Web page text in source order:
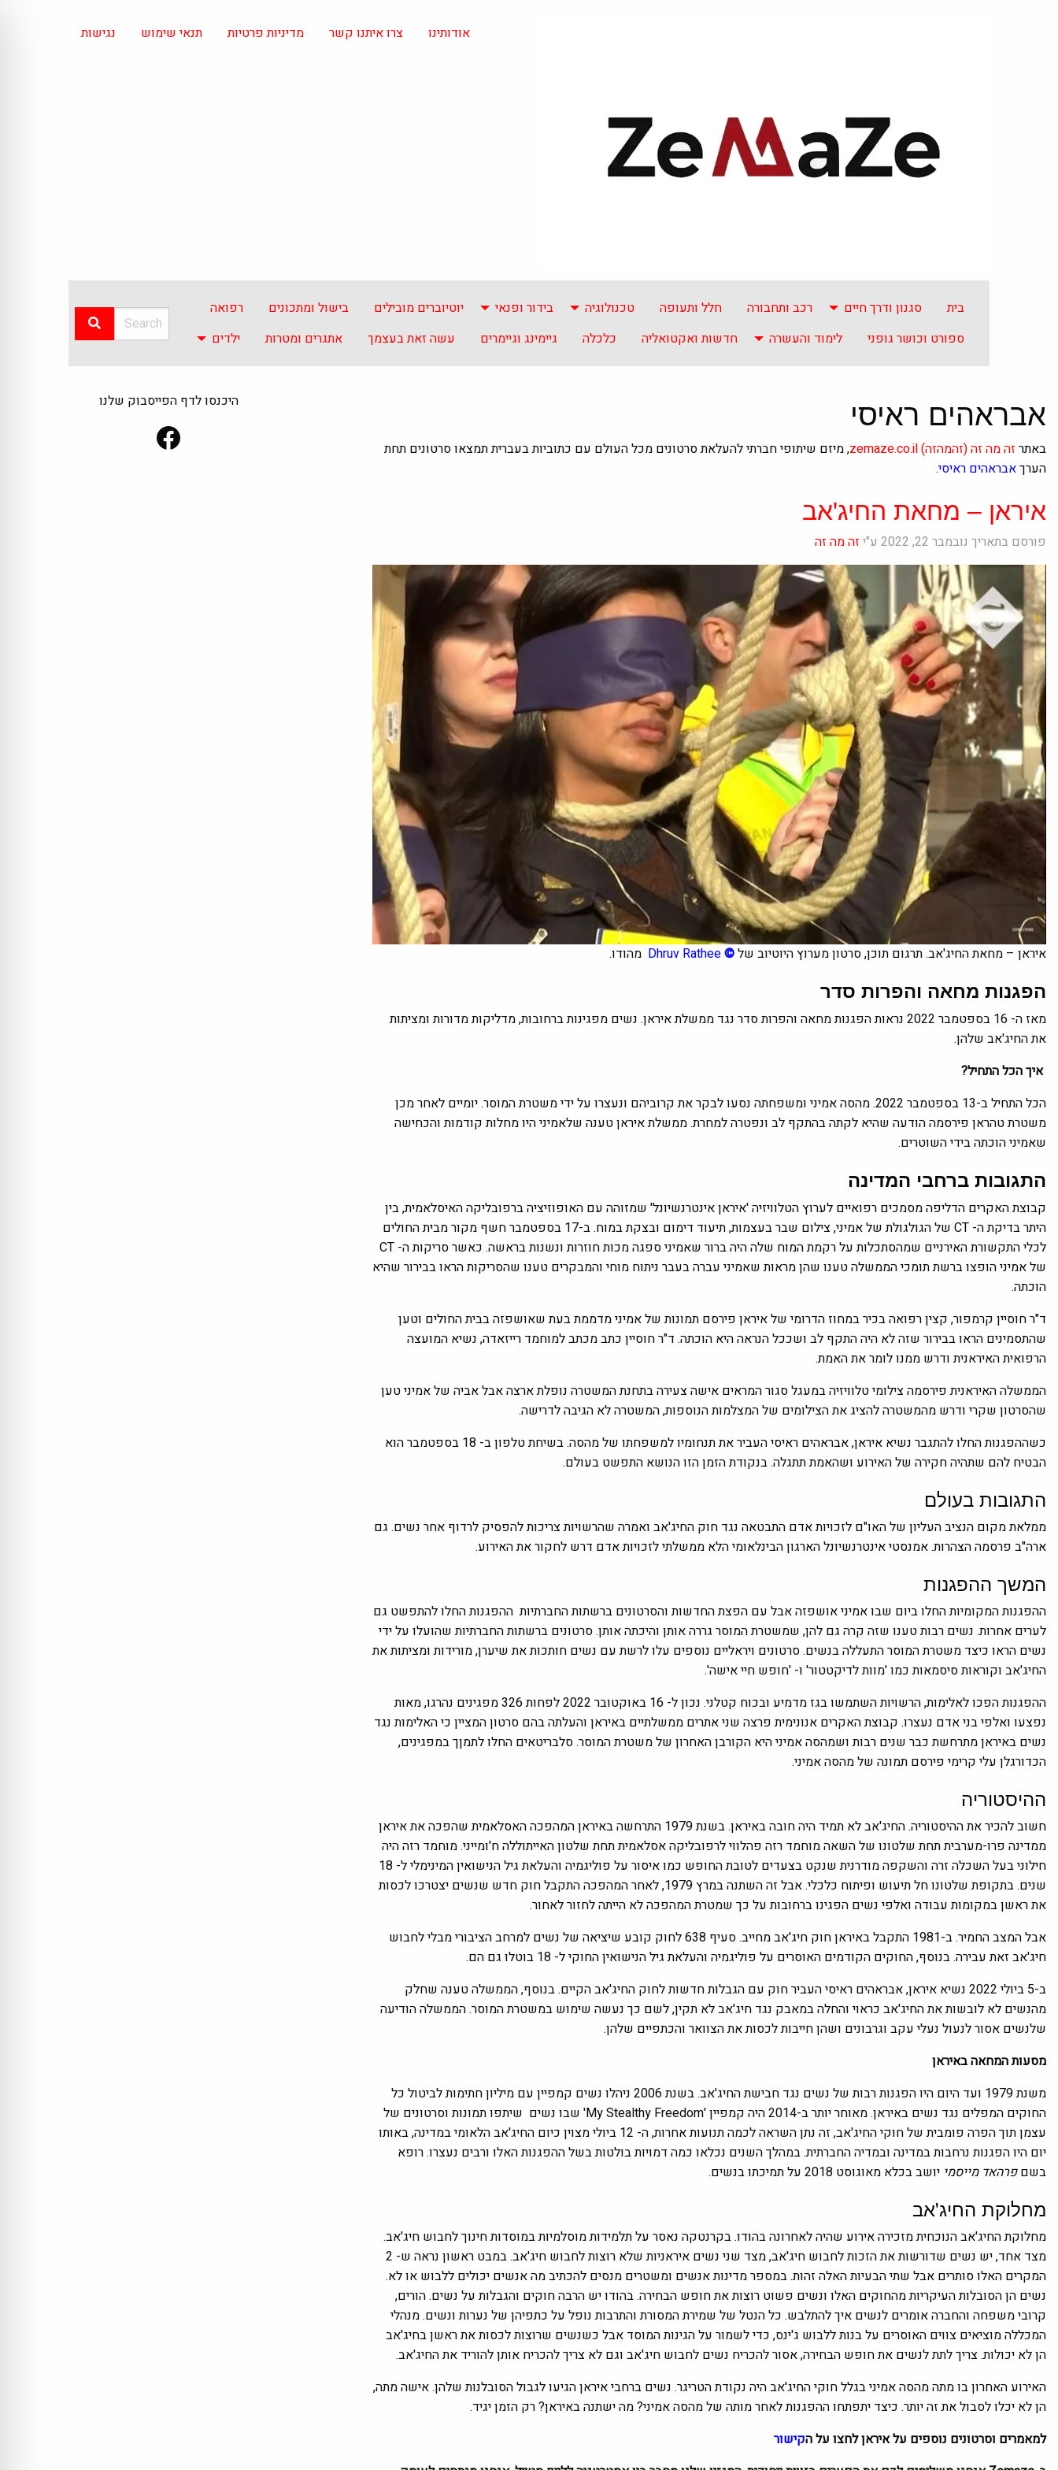
אודותינו צרו איתנו קשר מדיניות פרטיות תנאי שימוש נגישות
בית סגנון ודרך חיים רכב ותחבורה חלל ותעופה טכנולוגיה בידור ופנאי יוטיוברים מובילים בישול ומתכונים
רפואה
ספורט וכושר גופני
לימוד והעשרה חדשות ואקטואליה כלכלה גיימינג וגיימרים עשה זאת בעצמך אתגרים ומטרות ילדים
אבראהים ראיסי
באתר זה מה זה(זהמהזה)zemaze.co.il, מיזם שיתופי חברתי להעלאת סרטונים מכל העולם עם כתוביות בעברית תמצאו סרטונים תחת
הערךאבראהים ראיסי.
איראן – מחאת החיג'אב
פורסם בתאריך נובמבר 22, 2022 ע"י זה מה זה
איראן – מחאת החיג'אב. תרגום תוכן, סרטון מערוץ היוטיוב של©
Dhruv Rathee מהודו.
הפגנות מחאה והפרות סדר
מאז ה- 16 בספטמבר 2022 נראות הפגנות מחאה והפרות סדר נגד ממשלת איראן. נשים מפגינות ברחובות, מדליקות מדורות ומציתות
את החיג'אב שלהן.
איך הכל התחיל?
הכל התחיל ב-13 בספטמבר 2022. מהסה אמיני ומשפחתה נסעו לבקר את קרוביהם ונעצרו על ידי משטרת המוסר. יומיים לאחר מכן
משטרת טהראן פירסמה הודעה שהיא לקתה בהתקף לב ונפטרה למחרת. ממשלת איראן טענה שלאמיני היו מחלות קודמות והכחישה
שאמיני הוכתה בידי השוטרים.
התגובות ברחבי המדינה
קבוצת האקרים הדליפה מסמכים רפואיים לערוץ הטלוויזיה 'איראן אינטרנשיונל' שמזוהה עם האופוזיציה ברפובליקה האיסלאמית, בין
היתר בדיקת ה- CT של הגולגולת של אמיני, צילום שבר בעצמות, תיעוד דימום ובצקת במוח. ב-17 בספטמבר חשף מקור מבית החולים
לכלי התקשורת האירניים שמהסתכלות על רקמת המוח שלה היה ברור שאמיני ספגה מכות חוזרות ונשנות בראשה. כאשר סריקות ה- CT
של אמיני הופצו ברשת תומכי הממשלה טענו שהן מראות שאמיני עברה בעבר ניתוח מוחי והמבקרים טענו שהסריקות הראו בבירור שהיא
הוכתה.
ד"ר חוסיין קרמפור, קצין רפואה בכיר במחוז הדרומי של איראן פירסם תמונות של אמיני מדממת בעת שאושפזה בבית החולים וטען
שהתסמינים הראו בבירור שזה לא היה התקף לב ושככל הנראה היא הוכתה. ד"ר חוסיין כתב מכתב למוחמד רייזאדה, נשיא המועצה
הרפואית האיראנית ודרש ממנו לומר את האמת.
הממשלה האיראנית פירסמה צילומי טלוויזיה במעגל סגור המראים אישה צעירה בתחנת המשטרה נופלת ארצה אבל אביה של אמיני טען
שהסרטון שקרי ודרש מהמשטרה להציג את הצילומים של המצלמות הנוספות, המשטרה לא הגיבה לדרישה.
כשההפגנות החלו להתגבר נשיא איראן, אבראהים ראיסי העביר את תנחומיו למשפחתו של מהסה. בשיחת טלפון ב- 18 בספטמבר הוא
הבטיח להם שתהיה חקירה של האירוע ושהאמת תתגלה. בנקודת הזמן הזו הנושא התפשט בעולם.
התגובות בעולם
ממלאת מקום הנציב העליון של האו"ם לזכויות אדם התבטאה נגד חוק החיג'אב ואמרה שהרשויות צריכות להפסיק לרדוף אחר נשים. גם
ארה"ב פרסמה הצהרות. אמנסטי אינטרנשיונל הארגון הבינלאומי הלא ממשלתי לזכויות אדם דרש לחקור את האירוע.
המשך ההפגנות
ההפגנות המקומיות החלו ביום שבו אמיני אושפזה אבל עם הפצת החדשות והסרטונים ברשתות החברתיות ההפגנות החלו להתפשט גם
לערים אחרות. נשים רבות טענו שזה קרה גם להן, שמשטרת המוסר גררה אותן והיכתה אותן. סרטונים ברשתות החברתיות שהועלו על ידי
נשים הראו כיצד משטרת המוסר התעללה בנשים. סרטונים ויראליים נוספים עלו לרשת עם נשים חותכות את שיערן, מורידות ומציתות את
החיג'אב וקוראות סיסמאות כמו 'מוות לדיקטטור' ו- 'חופש חיי אישה'.
ההפגנות הפכו לאלימות, הרשויות השתמשו בגז מדמיע ובכוח קטלני. נכון ל- 16 באוקטובר 2022 לפחות 326 מפגינים נהרגו, מאות
נפצעו ואלפי בני אדם נעצרו. קבוצת האקרים אנונימית פרצה שני אתרים ממשלתיים באיראן והעלתה בהם סרטון המציין כי האלימות נגד
נשים באיראן מתרחשת כבר שנים רבות ושמהסה אמיני היא הקורבן האחרון של משטרת המוסר. סלבריטאים החלו לתמןך במפגינים,
הכדורגלן עלי קרימי פירסם תמונה של מהסה אמיני.
ההיסטוריה
חשוב להכיר את ההיסטוריה. החיג'אב לא תמיד היה חובה באיראן. בשנת 1979 התרחשה באיראן המהפכה האסלאמית שהפכה את איראן
ממדינה פרו-מערבית תחת שלטונו של השאה מוחמד רזה פהלווי לרפובליקה אסלאמית תחת שלטון האייתוללה ח'ומייני. מוחמד רזה היה
חילוני בעל השכלה זרה והשקפה מודרנית שנקט בצעדים לטובת החופש כמו איסור על פוליגמיה והעלאת גיל הנישואין המינימלי ל- 18
שנים. בתקופת שלטונו חל תיעוש ופיתוח כלכלי. אבל זה השתנה במרץ 1979, לאחר המהפכה התקבל חוק חדש שנשים יצטרכו לכסות
את ראשן במקומות עבודה ואלפי נשים הפגינו ברחובות על כך שמטרת המהפכה לא הייתה לחזור לאחור.
אבל המצב החמיר. ב-1981 התקבל באיראן חוק חיג'אב מחייב. סעיף 638 לחוק קובע שיציאה של נשים למרחב הציבורי מבלי לחבוש
חיג'אב זאת עבירה. בנוסף, החוקים הקודמים האוסרים על פוליגמיה והעלאת גיל הנישואין החוקי ל- 18 בוטלו גם הם.
ב-5 ביולי 2022 נשיא איראן, אבראהים ראיסי העביר חוק עם הגבלות חדשות לחוק החיג'אב הקיים. בנוסף, הממשלה טענה שחלק
מהנשים לא לובשות את החיג'אב כראוי והחלה במאבק נגד חיג'אב לא תקין, לשם כך נעשה שימוש במשטרת המוסר. הממשלה הודיעה
שלנשים אסור לנעול נעלי עקב וגרבונים ושהן חייבות לכסות את הצוואר והכתפיים שלהן.
מסעות המחאה באיראן
משנת 1979 ועד היום היו הפגנות רבות של נשים נגד חבישת החיג'אב. בשנת 2006 ניהלו נשים קמפיין עם מיליון חתימות לביטול כל
החוקים המפלים נגד נשים באיראן. מאוחר יותר ב-2014 היה קמפיין 'My Stealthy Freedom' שבו נשים שיתפו תמונות וסרטונים של
עצמן תוך הפרה פומבית של חוקי החיג'אב, זה נתן השראה לכמה תנועות אחרות, ה- 12 ביולי מצוין כיום החיג'אב הלאומי במדינה, באותו
יום היו הפגנות נרחבות במדינה ובמדיה החברתית. במהלך השנים נכלאו כמה דמויות בולטות בשל ההפגנות האלו ורבים נעצרו. רופא
בשםפרהאד מייסמי יושב בכלא מאוגוסט 2018 על תמיכתו בנשים.
מחלוקת החיג'אב
מחלוקת החיג'אב הנוכחית מזכירה אירוע שהיה לאחרונה בהודו. בקרנטקה נאסר על תלמידות מוסלמיות במוסדות חינוך לחבוש חיג'אב.
מצד אחד, יש נשים שדורשות את הזכות לחבוש חיג'אב, מצד שני נשים איראניות שלא רוצות לחבוש חיג'אב. במבט ראשון נראה ש- 2
המקרים האלו סותרים אבל שתי הבעיות האלה זהות. במספר מדינות אנשים ומשטרים מנסים להכתיב מה אנשים יכולים ללבוש או לא.
נשים הן הסובלות העיקריות מהחוקים האלו ונשים פשוט רוצות את חופש הבחירה. בהודו יש הרבה חוקים והגבלות על נשים. הורים,
קרובי משפחה והחברה אומרים לנשים איך להתלבש. כל הנטל של שמירת המסורת והתרבות נופל על כתפיהן של נערות ונשים. מנהלי
המכללה מוציאים צווים האוסרים על בנות ללבוש ג'ינס, כדי לשמור על הגינות המוסד אבל כשנשים שרוצות לכסות את ראשן בחיג'אב
הן לא יכולות. צריך לתת לנשים את חופש הבחירה, אסור להכריח נשים לחבוש חיג'אב וגם לא צריך להכריח אותן להוריד את החיג'אב.
האירוע האחרון בו מתה מהסה אמיני בגלל חוקי החיג'אב היה נקודת הטריגר. נשים ברחבי איראן הגיעו לגבול הסובלנות שלהן. אישה מתה,
הן לא יכלו לסבול את זה יותר. כיצד יתפתחו ההפגנות לאחר מותה של מהסה אמיני? מה ישתנה באיראן? רק הזמן יגיד.
למאמרים וסרטונים נוספים על איראן לחצו על הקישור
היכנסו לדף הפייסבוק שלנו
Facebook